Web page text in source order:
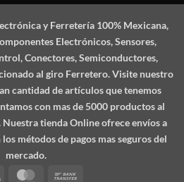
y Ferretería 100% Mexicana,
Electrónicos, Sensores,
Conectores, Semiconductores,
al giro Ferretero. Visite nuestro
cantidad de artículos que tenemos
con mas de 5000 productos al
tienda Online ofrece envíos a
métodos de pagos mas seguros del
mercado.
Visa
MasterCard